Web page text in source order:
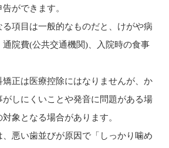
ができます。
る項目は一般的なものだと、けがや病
院費(公共交通機関)、入院時の食事
正は医療控除にはなりませんが、か
しにくいことや発音に問題がある場
象となる場合があります。
悪い歯並びが原因で「しっかり噛め